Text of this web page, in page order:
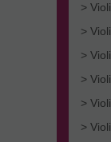
>
>
>
>
>
>